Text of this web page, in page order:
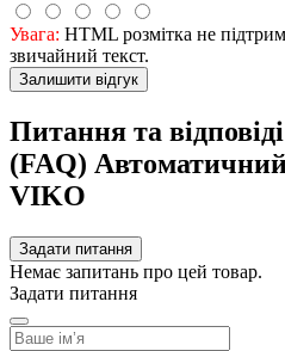
Увага: HTML розмітка не
звичайний текст.
Залишити відгук
Питання та відповіді
(FAQ)
VIKO
Задати питання
Немає запитань про цей товар.
Задати питання